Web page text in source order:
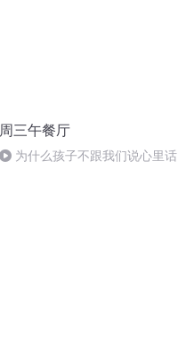
周三午餐厅
为什么孩子不跟我们说心里话